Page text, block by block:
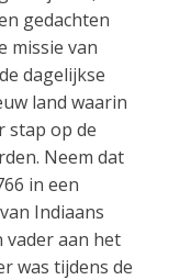
gedachten
missie van
dagelijkse
land waarin
stap op de
Neem dat
in een
Indiaans
vader aan het
was tijdens de